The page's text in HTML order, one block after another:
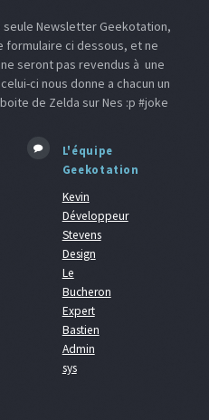
seule Newsletter Geekotation,
formulaire ci dessous, et ne
seront pas revendus à une
ci nous donne a chacun un
de Zelda sur Nes :p #joke
L'équipe
Geekotation
Kevin
Développeur
Stevens
Design
Le
Bucheron
Expert
Bastien
Admin
sys